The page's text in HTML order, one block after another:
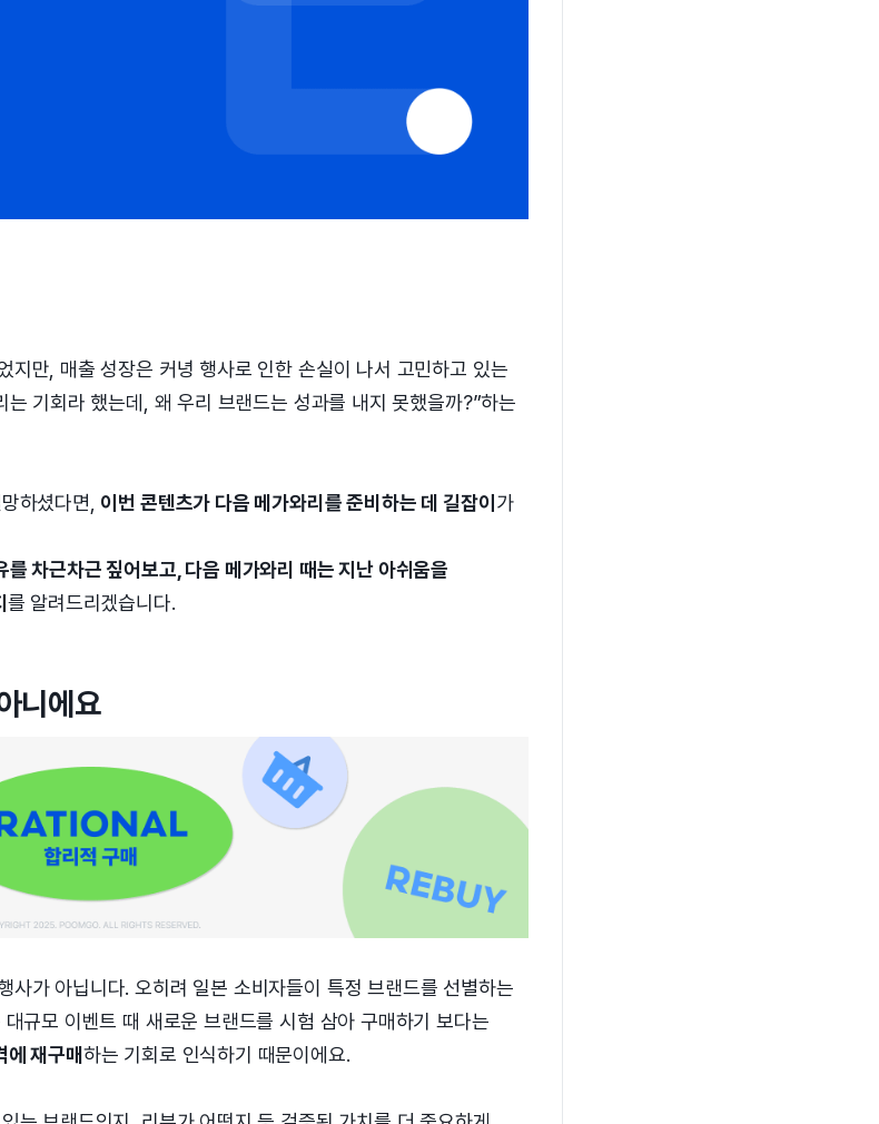
지만, 매출 성장은 커녕 행사로 인한 손실이 나서 고민하고 있는
기회라 했는데, 왜 우리 브랜드는 성과를 내지 못했을까?”하는
하셨다면, 이번 콘텐츠가 다음 메가와리를 준비하는 데 길잡이가
차근차근 짚어보고, 다음 메가와리 때는 지난 아쉬움을
를 알려드리겠습니다.
니에요
사가 아닙니다. 오히려 일본 소비자들이 특정 브랜드를 선별하는
규모 이벤트 때 새로운 브랜드를 시험 삼아 구매하기 보다는
에 재구매하는 기회로 인식하기 때문이에요.